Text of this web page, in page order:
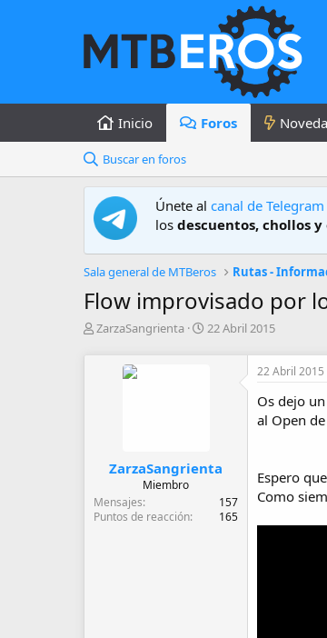
Inicio Foros
Buscar en foros
Únete al canal de
los descuentos, chollos
Sala general de MTBeros Rutas -
Flow improvisado por
A
ZarzaSangrienta
F
i
22 Abril 2015
ZarzaSangrienta
Miembro
Mensajes
157
Puntos de reacción
165
22 Abril 2015
Os dejo
al Open
Espero
Como